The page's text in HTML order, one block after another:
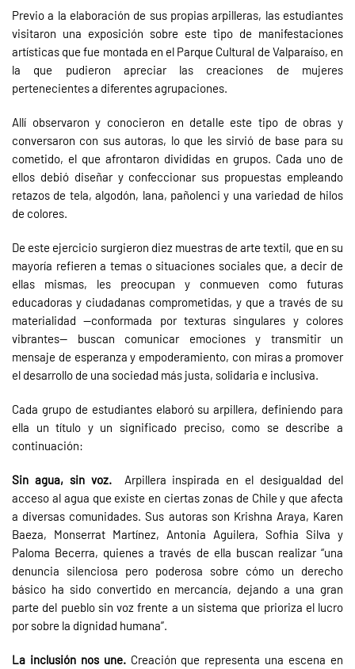
Previo a la elaboración de sus propias arpilleras, las estudiantes
visitaron una exposición sobre este tipo de manifestaciones
artísticas que fue montada en el Parque Cultural de Valparaíso, en
la que pudieron apreciar las creaciones de mujeres
pertenecientes a diferentes agrupaciones.
Allí observaron y conocieron en detalle este tipo de obras y
conversaron con sus autoras, lo que les sirvió de base para su
cometido, el que afrontaron divididas en grupos. Cada uno de
ellos debió diseñar y confeccionar sus propuestas empleando
retazos de tela, algodón, lana, pañolenci y una variedad de hilos
de colores.
De este ejercicio surgieron diez muestras de arte textil, que en su
mayoría refieren a temas o situaciones sociales que, a decir de
ellas mismas, les preocupan y conmueven como futuras
educadoras y ciudadanas comprometidas, y que a través de su
materialidad —conformada por texturas singulares y colores
vibrantes— buscan comunicar emociones y transmitir un
mensaje de esperanza y empoderamiento, con miras a promover
el desarrollo de una sociedad más justa, solidaria e inclusiva.
Cada grupo de estudiantes elaboró su arpillera, definiendo para
ella un título y un significado preciso, como se describe a
continuación:
Sin agua, sin voz.
Arpillera inspirada en el desigualdad del
acceso al agua que existe en ciertas zonas de Chile y que afecta
a diversas comunidades. Sus autoras son Krishna Araya, Karen
Baeza, Monserrat Martínez, Antonia Aguilera, Sofhia Silva y
Paloma Becerra, quienes a través de ella buscan realizar “una
denuncia silenciosa pero poderosa sobre cómo un derecho
básico ha sido convertido en mercancía, dejando a una gran
parte del pueblo sin voz frente a un sistema que prioriza el lucro
por sobre la dignidad humana”.
La inclusión nos une.Creación que representa una escena en